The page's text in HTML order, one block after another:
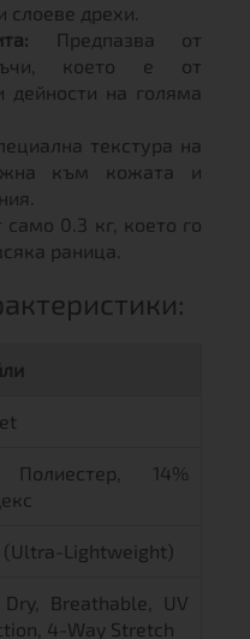
слоеве дрехи.
Предпазва от
което е от
дейности на голяма
текстура на
към кожата и
само 0.3 кг, което го
раница.
14%
(Ultra-Lightweight)
Dry, Breathable, UV
4-Way Stretch